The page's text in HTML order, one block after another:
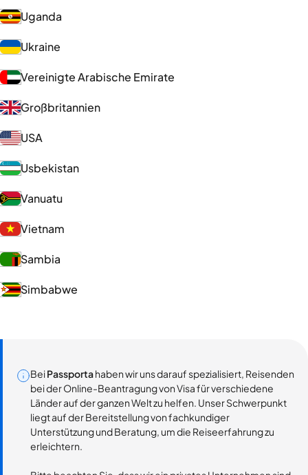
Uganda
Ukraine
Vereinigte Arabische Emirate
Großbritannien
USA
Usbekistan
Vanuatu
Vietnam
Sambia
Simbabwe
BeiPassportahaben wir uns darauf spezialisiert, Reisenden
bei der Online-Beantragung von Visa für verschiedene
Länder auf der ganzen Welt zu helfen. Unser Schwerpunkt
liegt auf der Bereitstellung von fachkundiger
Unterstützung und Beratung, um die Reiseerfahrung zu
erleichtern.